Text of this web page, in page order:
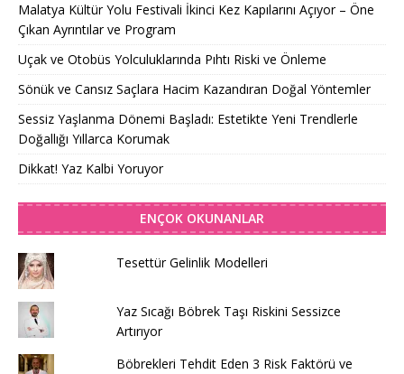
Malatya Kültür Yolu Festivali İkinci Kez Kapılarını Açıyor – Öne
Çıkan Ayrıntılar ve Program
Uçak ve Otobüs Yolculuklarında Pıhtı Riski ve Önleme
Sönük ve Cansız Saçlara Hacim Kazandıran Doğal Yöntemler
Sessiz Yaşlanma Dönemi Başladı: Estetikte Yeni Trendlerle
Doğallığı Yıllarca Korumak
Dikkat! Yaz Kalbi Yoruyor
ENÇOK OKUNANLAR
Tesettür Gelinlik Modelleri
Yaz Sıcağı Böbrek Taşı Riskini Sessizce
Artırıyor
Böbrekleri Tehdit Eden 3 Risk Faktörü ve